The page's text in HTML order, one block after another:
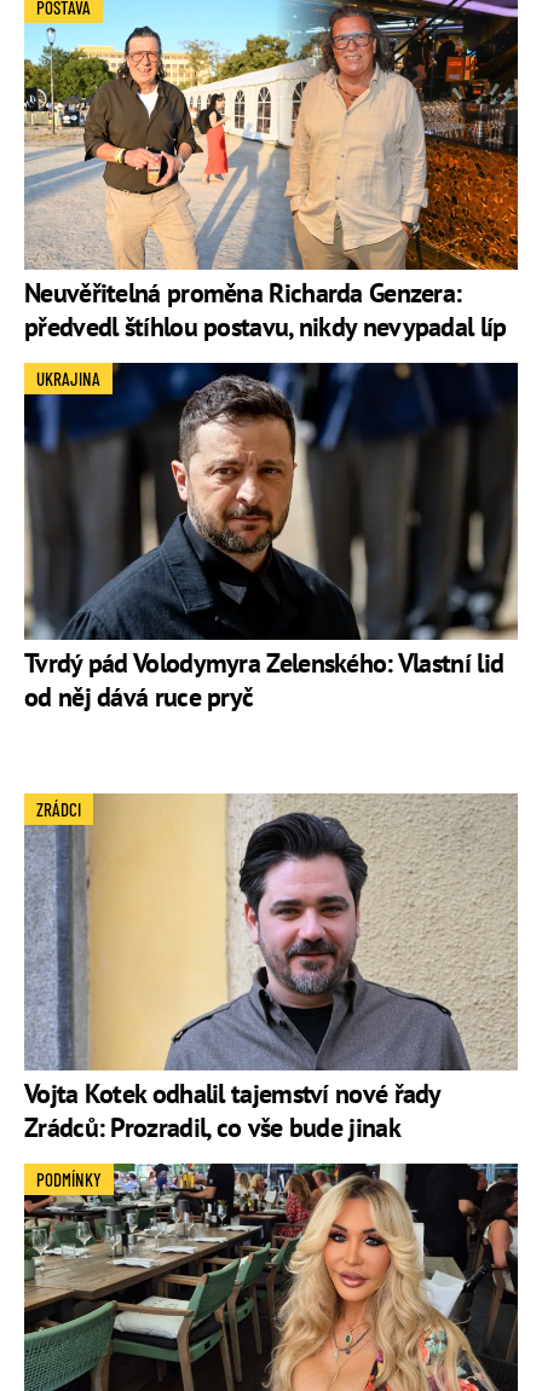
Neuvěřitelná proměna Richarda Genzera:
předvedl štíhlou postavu, nikdy nevypadal líp
POSTAVA
Tvrdý pád Volodymyra Zelenského: Vlastní lid
od něj dává ruce pryč
UKRAJINA
Vojta Kotek odhalil tajemství nové řady
Zrádců: Prozradil, co vše bude jinak
ZRÁDCI
PODMÍNKY